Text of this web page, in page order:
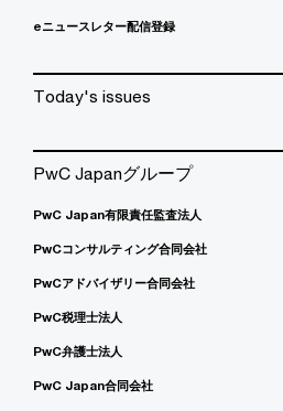
eニュースレター配信登録
Today's issues
PwC Japanグループ
PwC Japan有限責任監査法人
PwCコンサルティング合同会社
PwCアドバイザリー合同会社
PwC税理士法人
PwC弁護士法人
PwC Japan合同会社